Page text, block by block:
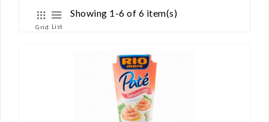
Grid List
Showing 1-6 of 6 item(s)